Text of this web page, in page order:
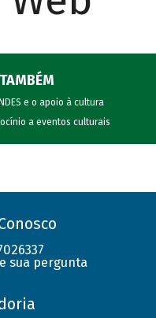
e o apoio à cultura
a eventos culturais
sua pergunta